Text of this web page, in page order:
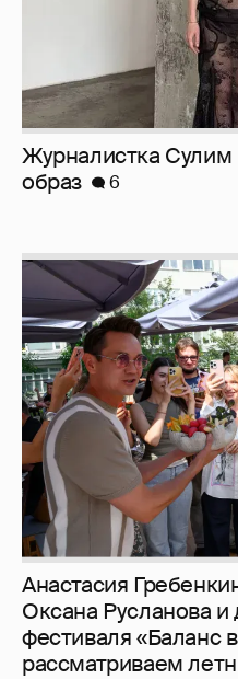
Журналистка
образ
6
Анастасия
Оксана Русланова и
фестиваля «Баланс
рассматриваем